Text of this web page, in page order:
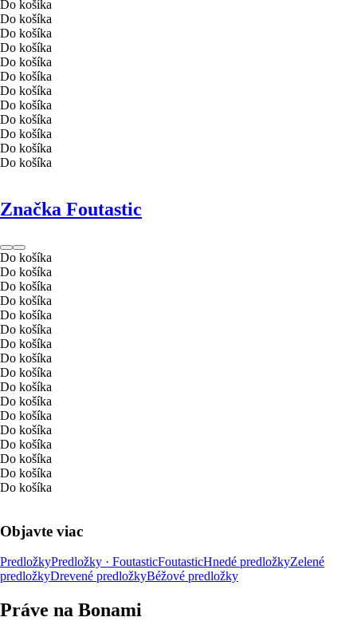
Do košíka
Do košíka
Do košíka
Do košíka
Do košíka
Do košíka
Do košíka
Do košíka
Do košíka
Do košíka
Do košíka
Do košíka
Značka Foutastic
Do košíka
Do košíka
Do košíka
Do košíka
Do košíka
Do košíka
Do košíka
Do košíka
Do košíka
Do košíka
Do košíka
Do košíka
Do košíka
Do košíka
Do košíka
Do košíka
Do košíka
Objavte viac
PredložkyPredložky · FoutasticFoutasticHnedé predložkyZelené
predložkyDrevené predložkyBéžové predložky
Práve na Bonami